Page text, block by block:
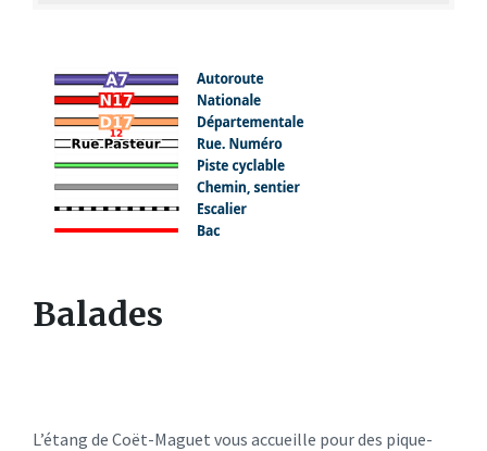
Balades
L’étang de Coët-Maguet vous accueille pour des pique-